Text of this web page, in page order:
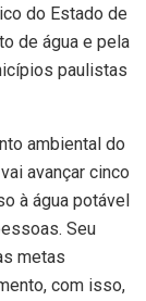
do Estado de
de água e pela
paulistas
ambiental do
avançar cinco
à água potável
Seu
metas
com isso,